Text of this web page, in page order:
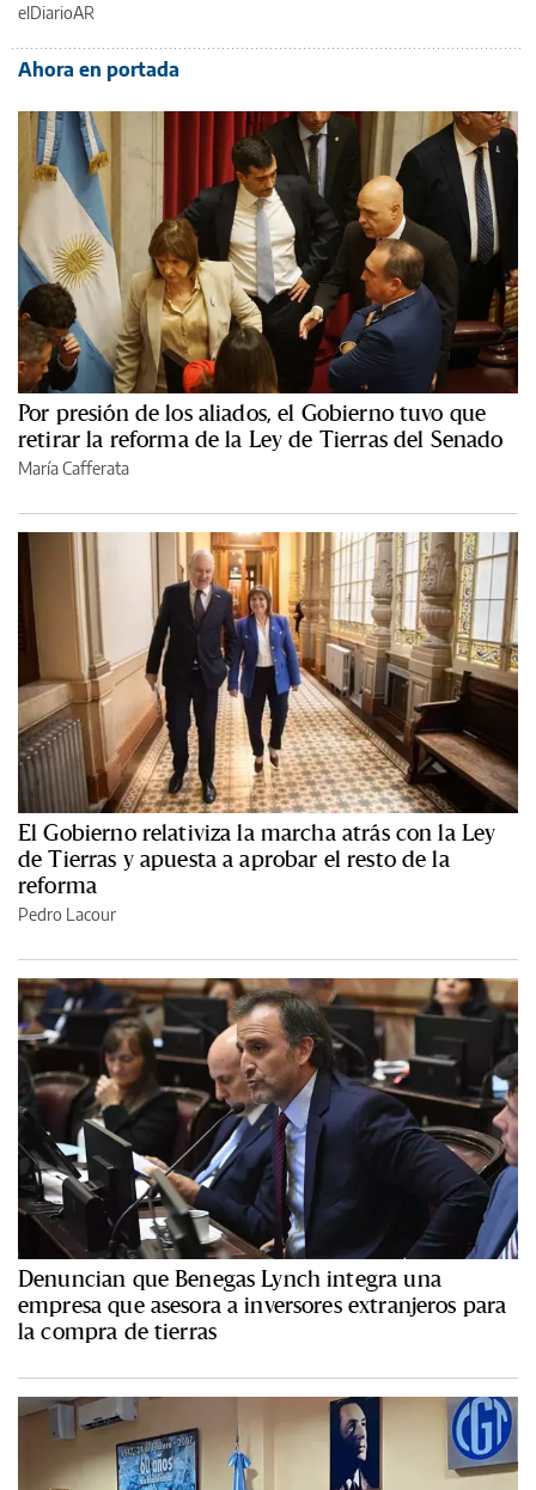
elDiarioAR
Ahora en portada
Por presión de los aliados, el Gobierno tuvo que
retirar la reforma de la Ley de Tierras del Senado
María Cafferata
El Gobierno relativiza la marcha atrás con la Ley
de Tierras y apuesta a aprobar el resto de la
reforma
Pedro Lacour
Denuncian que Benegas Lynch integra una
empresa que asesora a inversores extranjeros para
la compra de tierras